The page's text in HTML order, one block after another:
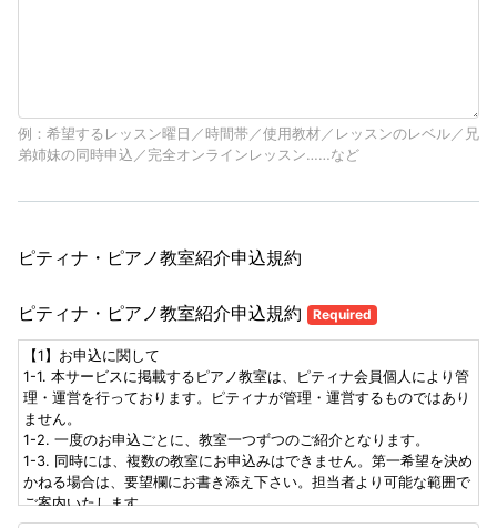
例：希望するレッスン曜日／時間帯／使用教材／レッスンのレベル／兄
弟姉妹の同時申込／完全オンラインレッスン……など
ピティナ・ピアノ教室紹介申込規約
ピティナ・ピアノ教室紹介申込規約 Required
【1】お申込に関して
1-1. 本サービスに掲載するピアノ教室は、ピティナ会員個人により管
理・運営を行っております。ピティナが管理・運営するものではあり
ません。
1-2. 一度のお申込ごとに、教室一つずつのご紹介となります。
1-3. 同時には、複数の教室にお申込みはできません。第一希望を決め
かねる場合は、要望欄にお書き添え下さい。担当者より可能な範囲で
ご案内いたします。
1-4. 各教室、レッスンの空状況の変化により、お申込がお受けできな